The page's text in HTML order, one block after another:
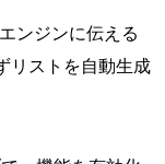
ンジンに伝える
リストを自動生成